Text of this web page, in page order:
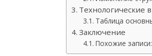
Технологические
Таблица
Заключение
Похожие записи: